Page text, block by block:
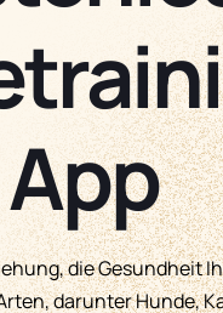
App
die Gesundheit
darunter Hunde,